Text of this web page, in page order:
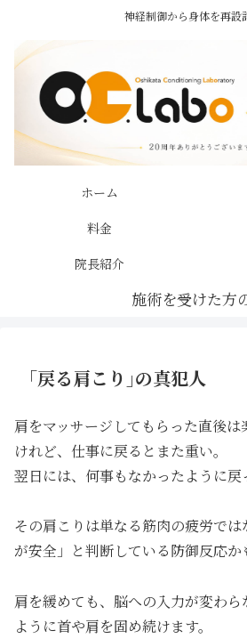
神経制御から身体を再設
ホーム
料金
院長紹介
｢戻る肩こり｣の真犯人
肩をマッサージしてもらった直後は
けれど、仕事に戻るとまた重い。
翌日には、何事もなかったように戻
その肩こりは単なる筋肉の疲労で
が安全」と判断している防御反応か
肩を緩めても、脳への入力が変わ
ように首や肩を固め続けます。